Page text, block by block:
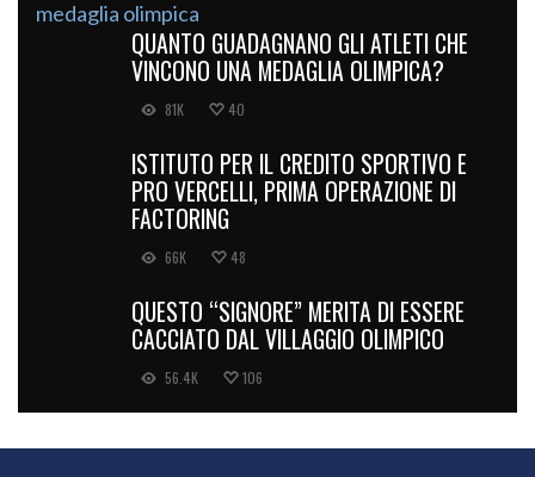
QUANTO GUADAGNANO GLI ATLETI CHE
VINCONO UNA MEDAGLIA OLIMPICA?
81K 40
ISTITUTO PER IL CREDITO SPORTIVO E
PRO VERCELLI, PRIMA OPERAZIONE DI
FACTORING
66K 48
QUESTO “SIGNORE” MERITA DI ESSERE
CACCIATO DAL VILLAGGIO OLIMPICO
56.4K 106